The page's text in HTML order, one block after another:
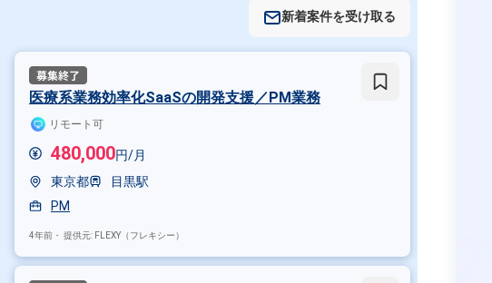
新着案件を受け取る
医療系業務効率化SaaSの開発支援／PM業務
リモート可
480,000円/月
東京都
目黒駅
PM
4年前・ 提供元: FLEXY（フレキシー）